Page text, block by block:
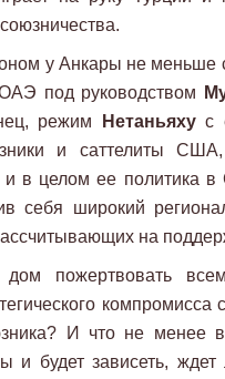
у Анкары не меньше
под руководством
режим Нетаньяхус
и саттелиты
и в целом ее политика
себя широкий
на
пожертвовать
И что не
и будет зависеть,